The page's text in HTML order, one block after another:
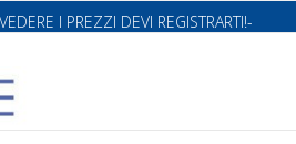
I PREZZI DEVI REGISTRARTI!-